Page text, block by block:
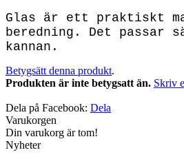
Glas är ett praktiskt
beredning. Det passar
kannan.
Betygsätt denna produkt.
Produkten är inte betygsatt än. Skriv
Dela på Facebook: Dela
Varukorgen
Din varukorg är tom!
Nyheter